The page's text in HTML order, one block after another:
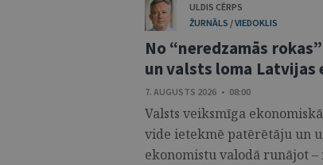
ULDIS CĒRPS
ŽURNĀLS / VIEDOKLIS
No “neredzamās
un valsts loma Latvijas
7. AUGUSTS 2026 • 08:00
Valsts veiksmīga
vide ietekmē patērētāju un
ekonomistu valodā runājot